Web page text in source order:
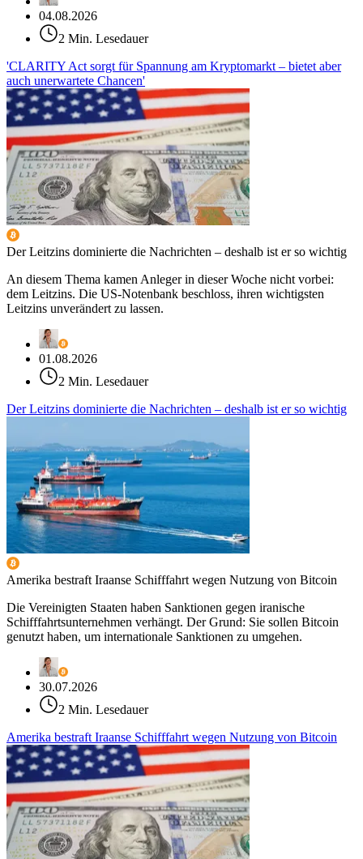
04.08.2026
2 Min. Lesedauer
'CLARITY Act sorgt für Spannung am Kryptomarkt – bietet aber
auch unerwartete Chancen'
Der Leitzins dominierte die Nachrichten – deshalb ist er so wichtig
An diesem Thema kamen Anleger in dieser Woche nicht vorbei:
dem Leitzins. Die US-Notenbank beschloss, ihren wichtigsten
Leitzins unverändert zu lassen.
01.08.2026
2 Min. Lesedauer
Der Leitzins dominierte die Nachrichten – deshalb ist er so wichtig
Amerika bestraft Iraanse Schifffahrt wegen Nutzung von Bitcoin
Die Vereinigten Staaten haben Sanktionen gegen iranische
Schifffahrtsunternehmen verhängt. Der Grund: Sie sollen Bitcoin
genutzt haben, um internationale Sanktionen zu umgehen.
30.07.2026
2 Min. Lesedauer
Amerika bestraft Iraanse Schifffahrt wegen Nutzung von Bitcoin